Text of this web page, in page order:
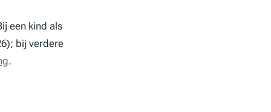
een kind als
bij verdere
.